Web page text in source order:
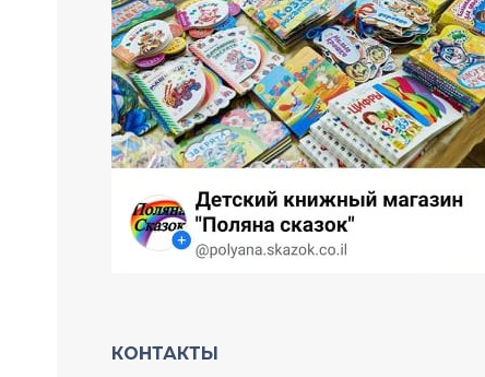
КОНТАКТЫ